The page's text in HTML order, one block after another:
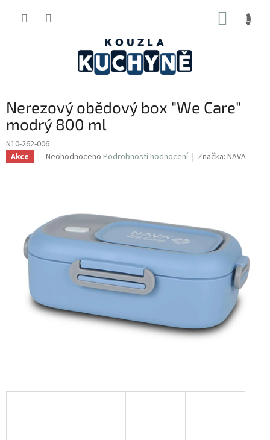
Nerezový obědový box "We Care"
modrý 800 ml
N10-262-006
Akce
Průměrné
5
hvězdiček.
Neohodnoceno Podrobnosti hodnocení Značka:NAVA